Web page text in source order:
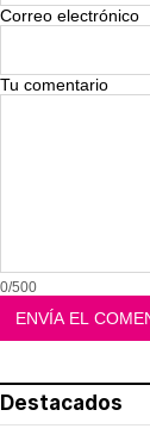
Correo electrónico
Tu comentario
0/500
Destacados